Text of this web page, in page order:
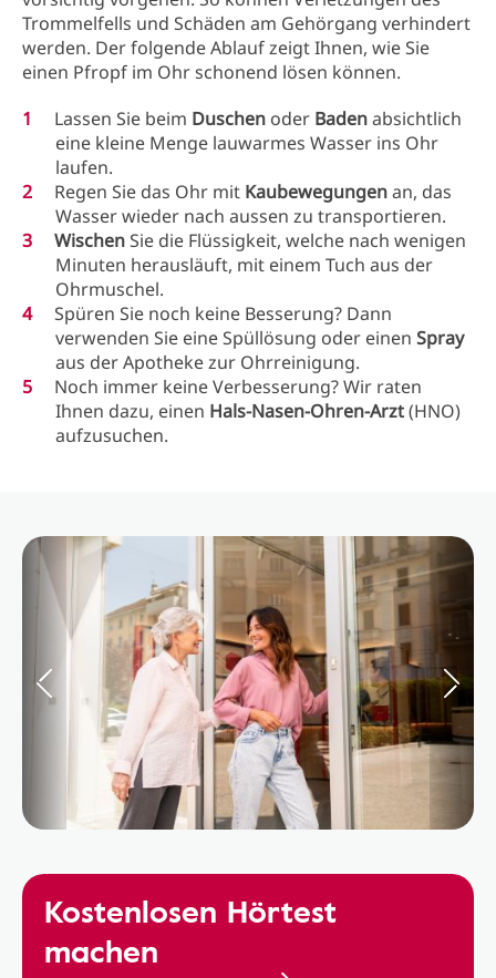
Trommelfells und Schäden am Gehörgang verhindert
werden. Der folgende Ablauf zeigt Ihnen, wie Sie
einen Pfropf im Ohr schonend lösen können.
Lassen Sie beim Duschen oder Badenabsichtlich
eine kleine Menge lauwarmes Wasser ins Ohr
laufen.
Regen Sie das Ohr mit Kaubewegungenan, das
Wasser wieder nach aussen zu transportieren.
WischenSie die Flüssigkeit, welche nach wenigen
Minuten herausläuft, mit einem Tuch aus der
Ohrmuschel.
Spüren Sie noch keine Besserung? Dann
verwenden Sie eine Spüllösung oder einen Spray
aus der Apotheke zur Ohrreinigung.
Noch immer keine Verbesserung? Wir raten
Ihnen dazu, einen Hals-Nasen-Ohren-Arzt(HNO)
aufzusuchen.
Kostenlosen Hörtest
machen